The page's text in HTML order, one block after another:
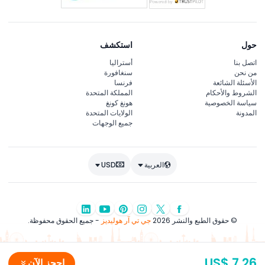
حول
اتصل بنا
من نحن
الأسئلة الشائعة
الشروط والأحكام
سياسة الخصوصية
المدونة
استكشف
أستراليا
سنغافورة
فرنسا
المملكة المتحدة
هونغ كونغ
الولايات المتحدة
جميع الوجهات
العربية USD
© حقوق الطبع والنشر 2026 جي تي آر هوليديز - جميع الحقوق محفوظة.